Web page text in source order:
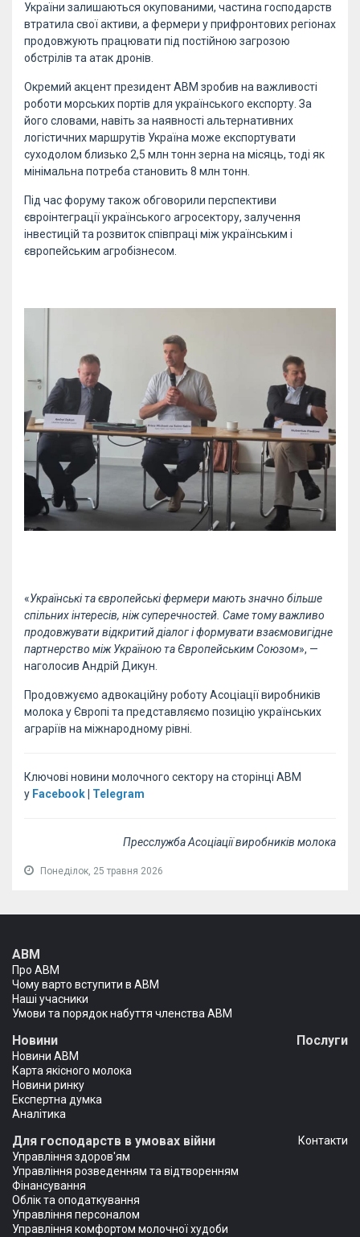
України залишаються окупованими, частина господарств
втратила свої активи, а фермери у прифронтових регіонах
продовжують працювати під постійною загрозою
обстрілів та атак дронів.
Окремий акцент президент АВМ зробив на важливості
роботи морських портів для українського експорту. За
його словами, навіть за наявності альтернативних
логістичних маршрутів Україна може експортувати
суходолом близько 2,5 млн тонн зерна на місяць, тоді як
мінімальна потреба становить 8 млн тонн.
Під час форуму також обговорили перспективи
євроінтеграції українського агросектору, залучення
інвестицій та розвиток співпраці між українським і
європейським агробізнесом.
«Українські та європейські фермери мають значно більше
спільних інтересів, ніж суперечностей. Саме тому важливо
продовжувати відкритий діалог і формувати взаємовигідне
партнерство між Україною та Європейським Союзом», —
наголосив Андрій Дикун.
Продовжуємо адвокаційну роботу Асоціації виробників
молока у Європі та представляємо позицію українських
аграріїв на міжнародному рівні.
Ключові новини молочного сектору на сторінці АВМ
у Facebook Telegram
Пресслужба Асоціації виробників молока
Понеділок, 25 травня 2026
АВМ
Про АВМ
Чому варто вступити в АВМ
Наші учасники
Умови та порядок набуття членства АВМ
Новини
Новини АВМ
Карта якісного молока
Новини ринку
Експертна думка
Аналітика
Послуги
Для господарств в умовах війни
Управління здоров'ям
Управління розведенням та відтворенням
Фінансування
Облік та оподаткування
Управління персоналом
Управління комфортом молочної худоби
Контакти